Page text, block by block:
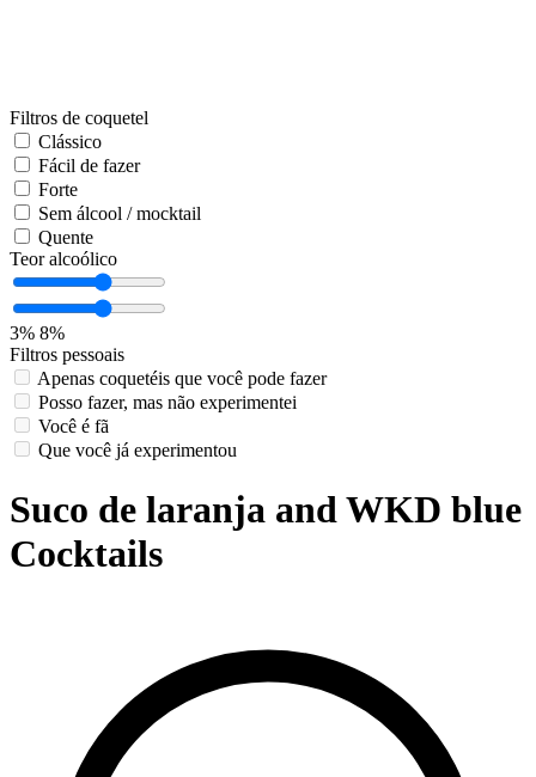
Filtros de coquetel
Clássico
Fácil de fazer
Forte
Sem álcool / mocktail
Quente
Teor alcoólico
3% 8%
Filtros pessoais
Apenas coquetéis que você pode fazer
Posso fazer, mas não experimentei
Você é fã
Que você já experimentou
Suco de laranja and WKD blue
Cocktails